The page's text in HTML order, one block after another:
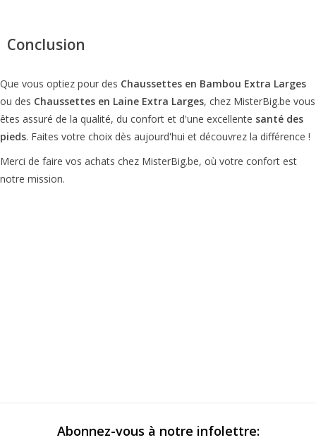
Conclusion
Que vous optiez pour des Chaussettes en Bambou Extra Larges
ou des Chaussettes en Laine Extra Larges, chez MisterBig.be vous
êtes assuré de la qualité, du confort et d'une excellente santé des
pieds. Faites votre choix dès aujourd'hui et découvrez la différence !
Merci de faire vos achats chez MisterBig.be, où votre confort est
notre mission.
Abonnez-vous à notre infolettre: